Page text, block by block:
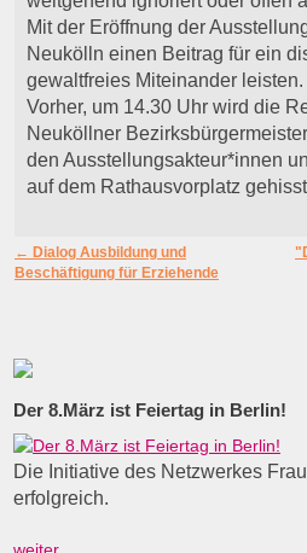
Mit der Eröffnung der
Neukölln einen Beitrag für ein
gewaltfreies Miteinander leisten.
Vorher, um 14.30 Uhr wird die
Neuköllner
den Ausstellungsakteur*innen
auf dem Rathausvorplatz
Artikelnavigation
←
Dialog Ausbildung und
Beschäftigung für Erziehende
Der 8.März ist Feiertag in Berlin!
Die Initiative des Netzwerkes
erfolgreich.